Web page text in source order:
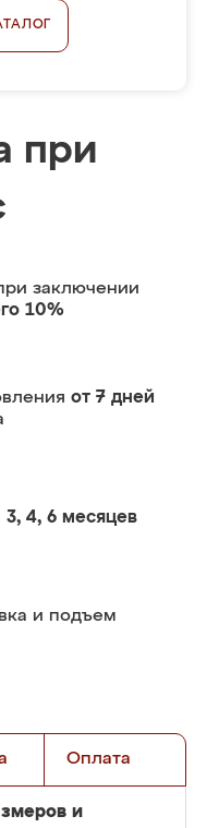
при
заключении
10%
от 7 дней
3, 4, 6 месяцев
и подъем
Оплата
и